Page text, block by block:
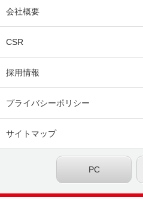
会社概要
CSR
採用情報
プライバシーポリシー
サイトマップ
PC